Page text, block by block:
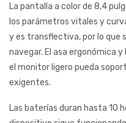
La pantalla a color de 8,4
los parámetros vitales y
y es transflectiva, por lo que
navegar. El asa ergonómica
el monitor ligero pueda
exigentes.
Las baterías duran hasta 10